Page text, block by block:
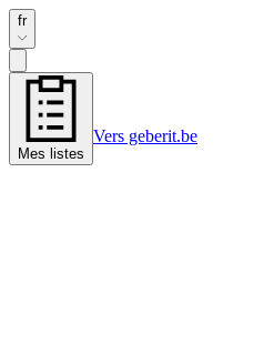
fr
Mes listes
Vers geberit.be